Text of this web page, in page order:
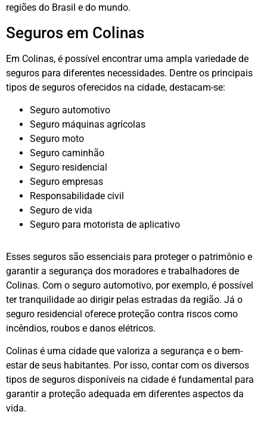
regiões do Brasil e do mundo.
Seguros em Colinas
Em Colinas, é possível encontrar uma ampla variedade de
seguros para diferentes necessidades. Dentre os principais
tipos de seguros oferecidos na cidade, destacam-se:
Seguro automotivo
Seguro máquinas agrícolas
Seguro moto
Seguro caminhão
Seguro residencial
Seguro empresas
Responsabilidade civil
Seguro de vida
Seguro para motorista de aplicativo
Esses seguros são essenciais para proteger o patrimônio e
garantir a segurança dos moradores e trabalhadores de
Colinas. Com o seguro automotivo, por exemplo, é possível
ter tranquilidade ao dirigir pelas estradas da região. Já o
seguro residencial oferece proteção contra riscos como
incêndios, roubos e danos elétricos.
Colinas é uma cidade que valoriza a segurança e o bem-
estar de seus habitantes. Por isso, contar com os diversos
tipos de seguros disponíveis na cidade é fundamental para
garantir a proteção adequada em diferentes aspectos da
vida.